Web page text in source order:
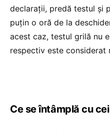
declaraţii, predă testul şi
puţin o oră de la
acest caz, testul grilă nu
respectiv este considerat
Ce se întâmplă cu